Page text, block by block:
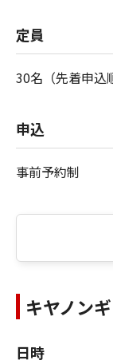
定員
30名（先着申込
申込
事前予約制
キヤノン
日時